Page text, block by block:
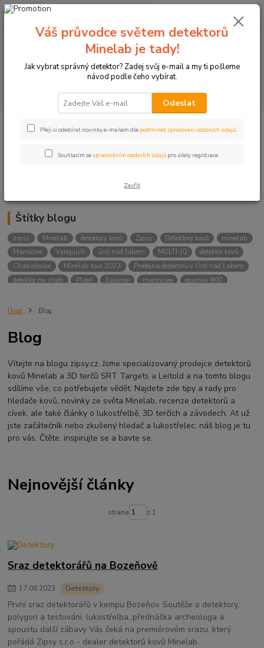
+420774877333
0 Kč
Kategorie blogu
Detektory
Štítky blogu
zipsy Minelab detektory kovů Zipsy Detektory kovů
minelab
Manticore
Vanquish ústí nad labem MULTI-IQ
detektor kovů
Chabařovice
Minelab tour 2023
Prodejna detektorů v Ústí nad Labem
detektor na zlato
Plzeň Equinox manticore
equinox 900
Sraz detektorářů
ÚSTÍ NAD LABEM
Jídlo na cesty
Mníšek u Liberece Karlovy Vary
Equinox 900
Soutěž o detektor
Severní Čechy
hledání pokladů
technologie Multi IQ
Úvod Blog
Blog
Vítejte na blogu zipsy.cz. Jsme specializovaný prodejce detektorů
kovů Minelab a 3D terčů SRT Targets a Leitold a na tomto blogu
sdílíme vše, co potřebujete vědět. Najdete zde tipy a rady pro
hledače kovů, novinky ze světa Minelab, recenze detektorů a
cívek, ale také články o lukostřelbě, 3D terčích a závodech. Ať už
jste začátečník nebo zkušený hledač a lukostřelec, náš blog je tu
pro vás. Čtěte, inspirujte se a bavte se.
Nejnovější články
strana z 1
Sraz detektorářů na Bozeňově
17.08.2023 Detektory
První sraz detektorářů v kempu Bozeňov. Soutěže o detektory,
polygon a testování, lukostřelba, přednáška archeologa a
spoustu další zábavy Vás čeká na premiérovém srazu, který
pořádá Zipsy s.r.o - dealer detektorů kovů Minelab.
Váš průvodce světem detektorů
Minelab je tady!
Jak vybrat správný detektor? Zadej svůj e-mail a my ti pošleme
návod podle čeho vybírat.
Odeslat
Přeji si odebírat novinky e-mailem dle podmínek zpracování osobních údajů.
Souhlasím se zpracováním osobních údajů pro účely registrace.
Zavřít